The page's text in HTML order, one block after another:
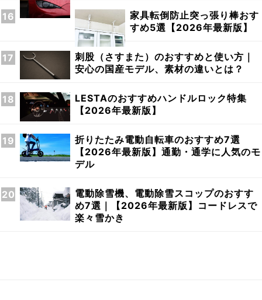
家具転倒防止突っ張り棒おす
すめ5選【2026年最新版】
刺股（さすまた）のおすすめと使い方｜
安心の国産モデル、素材の違いとは？
LESTAのおすすめハンドルロック特集
【2026年最新版】
折りたたみ電動自転車のおすすめ7選
【2026年最新版】通勤・通学に人気のモ
デル
電動除雪機、電動除雪スコップのおすす
め7選｜【2026年最新版】コードレスで
楽々雪かき